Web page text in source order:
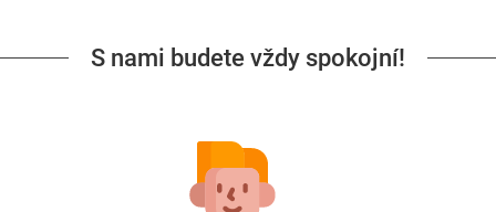
S nami budete vždy spokojní!